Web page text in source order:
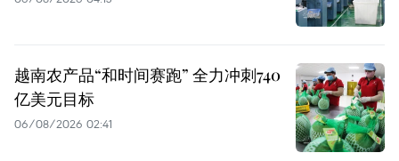
越南农产品“和时间赛跑” 全力冲刺740
亿美元目标
06/08/2026 02:41